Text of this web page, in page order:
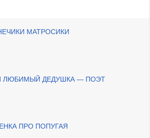
МАТРОСИКИ
ЛЮБИМЫЙ ДЕДУШКА — ПОЭТ
ПРО ПОПУГАЯ